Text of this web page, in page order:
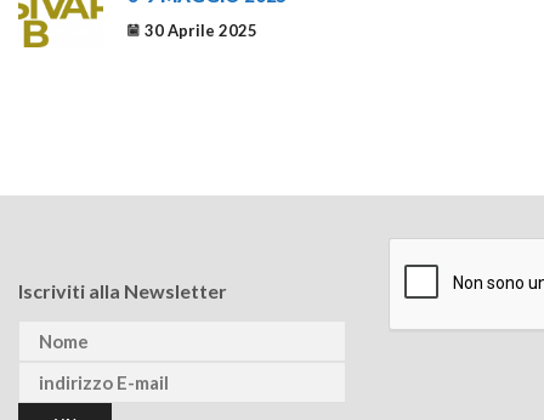
30 Aprile 2025
Iscriviti alla Newsletter